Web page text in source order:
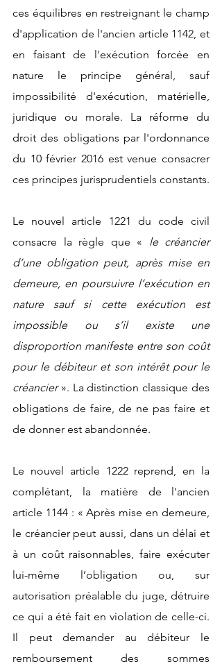
ces équilibres en restreignant le champ
d'application de l'ancien article 1142, et
en faisant de l'exécution forcée en
nature le principe général, sauf
impossibilité d'exécution, matérielle,
juridique ou morale. La réforme du
droit des obligations par l'ordonnance
du 10 février 2016 est venue consacrer
ces principes jurisprudentiels constants.
Le nouvel article 1221 du code civil
consacre la règle que « le créancier
d’une obligation peut, après mise en
demeure, en poursuivre l’exécution en
nature sauf si cette exécution est
impossible ou s’il existe une
disproportion manifeste entre son coût
pour le débiteur et son intérêt pour le
créancier ». La distinction classique des
obligations de faire, de ne pas faire et
de donner est abandonnée.
Le nouvel article 1222 reprend, en la
complétant, la matière de l'ancien
article 1144 : « Après mise en demeure,
le créancier peut aussi, dans un délai et
à un coût raisonnables, faire exécuter
lui-même l’obligation ou, sur
autorisation préalable du juge, détruire
ce qui a été fait en violation de celle-ci.
Il peut demander au débiteur le
remboursement des sommes